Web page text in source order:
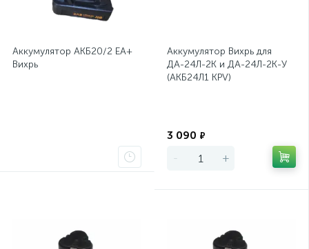
Аккумулятор АКБ20/2 ЕА+
Вихрь
Аккумулятор Вихрь для
ДА-24Л-2К и ДА-24Л-2К-У
(АКБ24Л1 KPV)
3 090 ₽
- +